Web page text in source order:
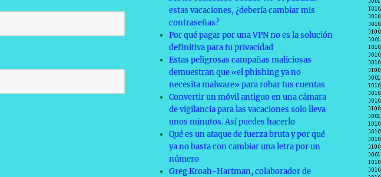
estas vacaciones, ¿debería cambiar mis
contraseñas?
Por qué pagar por una VPN no es la solución
definitiva para tu privacidad
Estas peligrosas campañas maliciosas
demuestran que «el phishing ya no
necesita malware» para robar tus cuentas
Convertir un móvil antiguo en una cámara
de vigilancia para las vacaciones solo lleva
unos minutos. Así puedes hacerlo
Qué es un ataque de fuerza bruta y por qué
ya no basta con cambiar una letra por un
número
Greg Kroah-Hartman, colaborador de